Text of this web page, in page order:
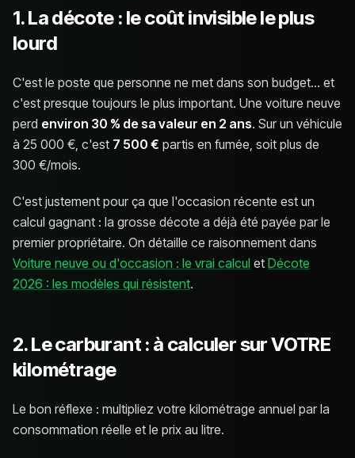
1. La décote : le coût invisible le plus
lourd
C'est le poste que personne ne met dans son budget… et
c'est presque toujours le plus important. Une voiture neuve
perd environ 30 % de sa valeur en 2 ans. Sur un véhicule
à 25 000 €, c'est 7 500 € partis en fumée, soit plus de
300 €/mois.
C'est justement pour ça que l'occasion récente est un
calcul gagnant : la grosse décote a déjà été payée par le
premier propriétaire. On détaille ce raisonnement dans
Voiture neuve ou d'occasion : le vrai calcul et Décote
2026 : les modèles qui résistent.
2. Le carburant : à calculer sur VOTRE
kilométrage
Le bon réflexe : multipliez votre kilométrage annuel par la
consommation réelle et le prix au litre.